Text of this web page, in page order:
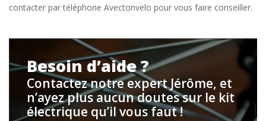
contacter par téléphone Avectonvelo pour vous faire conseiller.
Besoin d’aide ?
Contactez notre expert Jérôme, et
n’ayez plus aucun doutes sur le kit
électrique qu’il vous faut !